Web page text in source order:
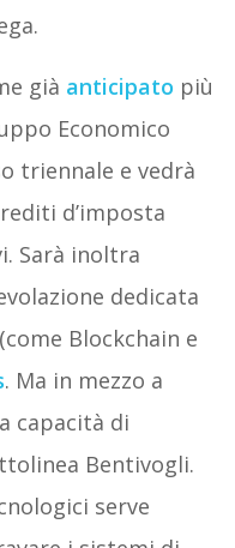
già anticipato più
Economico
triennale e vedrà
d’imposta
Sarà inoltra
dedicata
Blockchain e
. Ma in mezzo a
capacità di
Bentivogli.
serve